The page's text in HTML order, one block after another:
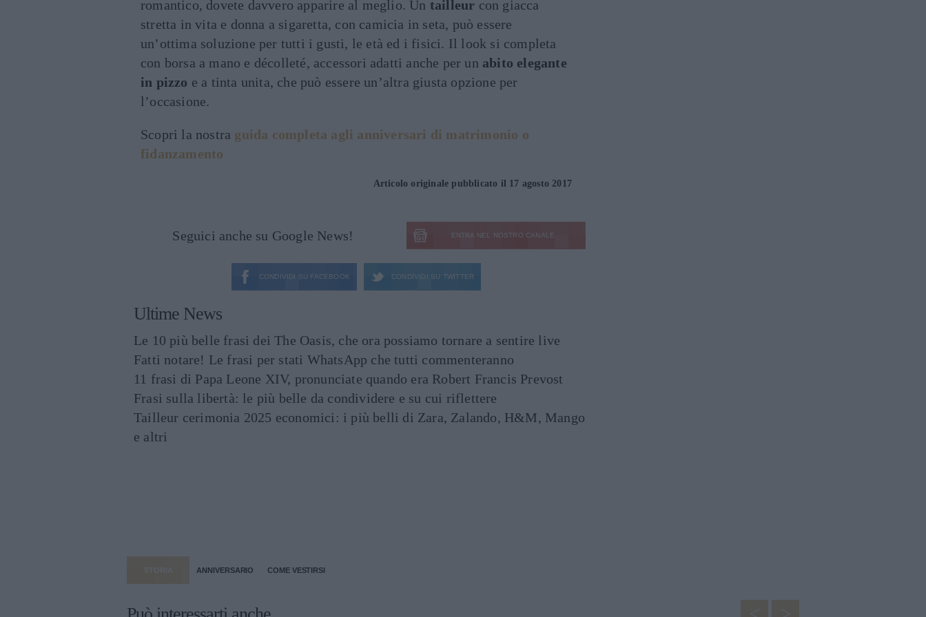
romantico, dovete davvero apparire al meglio. Un tailleur con giacca
stretta in vita e donna a sigaretta, con camicia in seta, può essere
un’ottima soluzione per tutti i gusti, le età ed i fisici. Il look si completa
con borsa a mano e décolleté, accessori adatti anche per un abito elegante
in pizzo e a tinta unita, che può essere un’altra giusta opzione per
l’occasione.
Scopri la nostra guida completa agli anniversari di matrimonio o
fidanzamento
Articolo originale pubblicato il 17 agosto 2017
Seguici anche su Google News! ENTRA NEL NOSTRO CANALE
CONDIVIDI SU FACEBOOK CONDIVIDI SU TWITTER
Ultime News
Le 10 più belle frasi dei The Oasis, che ora possiamo tornare a sentire live
Fatti notare! Le frasi per stati WhatsApp che tutti commenteranno
11 frasi di Papa Leone XIV, pronunciate quando era Robert Francis Prevost
Frasi sulla libertà: le più belle da condividere e su cui riflettere
Tailleur cerimonia 2025 economici: i più belli di Zara, Zalando, H&M, Mango
e altri
STORIA ANNIVERSARIO COME VESTIRSI